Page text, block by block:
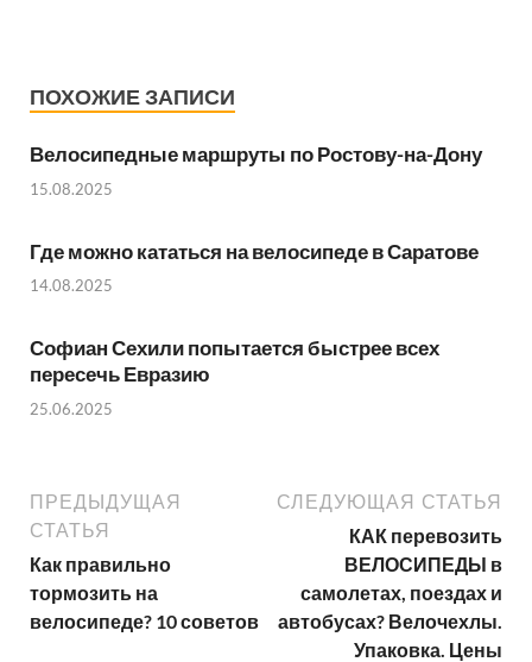
ПОХОЖИЕ ЗАПИСИ
Велосипедные маршруты по Ростову-на-Дону
15.08.2025
Где можно кататься на велосипеде в Саратове
14.08.2025
Софиан Сехили попытается быстрее всех
пересечь Евразию
25.06.2025
ПРЕДЫДУЩАЯ
СТАТЬЯ
Как правильно
тормозить на
велосипеде? 10 советов
СЛЕДУЮЩАЯ СТАТЬЯ
КАК перевозить
ВЕЛОСИПЕДЫ в
самолетах, поездах и
автобусах? Велочехлы.
Упаковка. Цены